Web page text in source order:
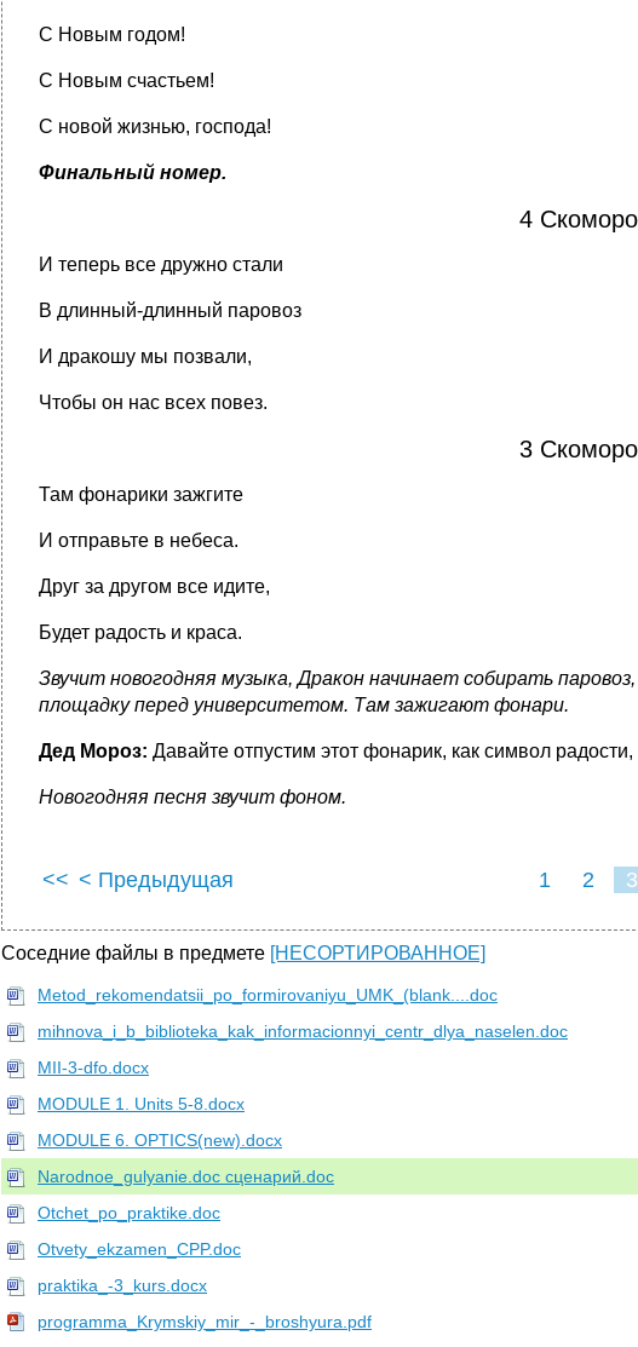
С Новым годом!
С Новым счастьем!
С новой жизнью, господа!
Финальный номер.
4
И теперь все дружно стали
В длинный-длинный паровоз
И дракошу мы позвали,
Чтобы он нас всех повез.
3
Там фонарики зажгите
И отправьте в небеса.
Друг за другом все идите,
Будет радость и краса.
Звучит новогодняя музыка, Дракон начинает собирать
площадку перед университетом. Там зажигают фонари.
Дед Мороз: Давайте отпустим этот фонарик, как символ
Новогодняя песня звучит фоном.
<< < Предыдущая 1 2 3
Соседние файлы в предмете [НЕСОРТИРОВАННОЕ]
Metod_rekomendatsii_po_formirovaniyu_UMK_(blank....doc
mihnova_i_b_biblioteka_kak_informacionnyi_centr_dlya_naselen.doc
MII-3-dfo.docx
MODULE 1. Units 5-8.docx
MODULE 6. OPTICS(new).docx
Narodnoe_gulyanie.doc сценарий.doc
Otchet_po_praktike.doc
Otvety_ekzamen_CPP.doc
praktika_-3_kurs.docx
programma_Krymskiy_mir_-_broshyura.pdf